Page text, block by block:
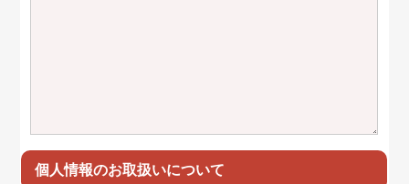
個人情報のお取扱いについて